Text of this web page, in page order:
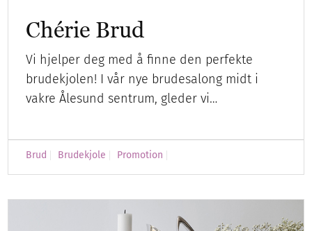
Chérie Brud
Vi hjelper deg med å finne den perfekte
brudekjolen! I vår nye brudesalong midt i
vakre Ålesund sentrum, gleder vi…
Brud Brudekjole Promotion